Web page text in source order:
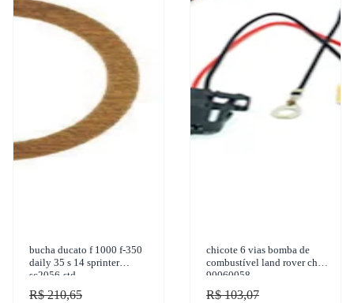
bucha ducato f 1000 f-350
daily 35 s 14 sprinter
sc2056-std
R$ 210,65
chicote 6 vias bomba de
combustível land rover chw
90060058
R$ 103,07